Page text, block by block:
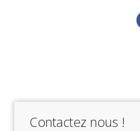
Contactez nous !